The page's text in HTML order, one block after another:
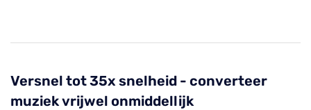
Versnel tot 35x snelheid - converteer
muziek vrijwel onmiddellijk